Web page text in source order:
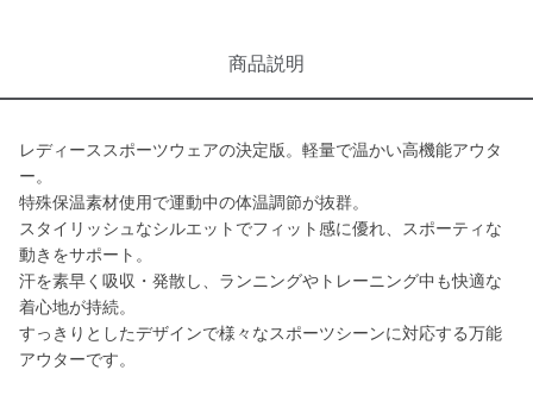
商品説明
レディーススポーツウェアの決定版。軽量で温かい高機能アウタ
ー。
特殊保温素材使用で運動中の体温調節が抜群。
スタイリッシュなシルエットでフィット感に優れ、スポーティな
動きをサポート。
汗を素早く吸収・発散し、ランニングやトレーニング中も快適な
着心地が持続。
すっきりとしたデザインで様々なスポーツシーンに対応する万能
アウターです。